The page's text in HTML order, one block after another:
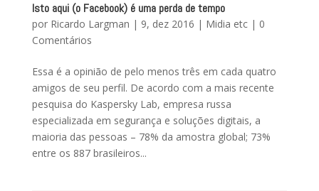
Isto aqui (o Facebook) é uma perda de tempo
por Ricardo Largman | 9, dez 2016 | Midia etc| 0
Comentários
Essa é a opinião de pelo menos três em cada quatro
amigos de seu perfil. De acordo com a mais recente
pesquisa do Kaspersky Lab, empresa russa
especializada em segurança e soluções digitais, a
maioria das pessoas – 78% da amostra global; 73%
entre os 887 brasileiros...